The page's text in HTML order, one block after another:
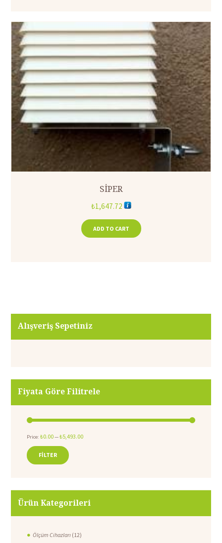
SİPER
₺1,647.72
ADD TO CART
Alışveriş Sepetiniz
Fiyata Göre Filitrele
FILTER
Price: ₺0.00—₺5,493.00
Ürün Kategorileri
Ölçüm Cihazları (12)